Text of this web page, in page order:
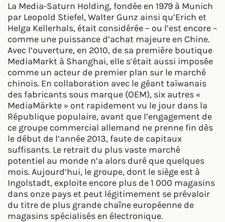
La Media-Saturn Holding, fondée en 1979 à Munich
par Leopold Stiefel, Walter Gunz ainsi qu’Erich et
Helga Kellerhals, était considérée – ou l’est encore –
comme une puissance d’achat majeure en Chine.
Avec l’ouverture, en 2010, de sa première boutique
MediaMarkt à Shanghai, elle s’était aussi imposée
comme un acteur de premier plan sur le marché
chinois. En collaboration avec le géant taïwanais
des fabricants sous marque (OEM), six autres «
MediaMärkte » ont rapidement vu le jour dans la
République populaire, avant que l’engagement de
ce groupe commercial allemand ne prenne fin dès
le début de l’année 2013, faute de capitaux
suffisants. Le retrait du plus vaste marché
potentiel au monde n’a alors duré que quelques
mois. Aujourd’hui, le groupe, dont le siège est à
Ingolstadt, exploite encore plus de 1 000 magasins
dans onze pays et peut légitimement se prévaloir
du titre de plus grande chaîne européenne de
magasins spécialisés en électronique.